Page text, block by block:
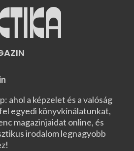
ahol a képzelet és a valóság
egyedi könyvkínálatunkat,
magazinjaidat online, és
irodalom legnagyobb